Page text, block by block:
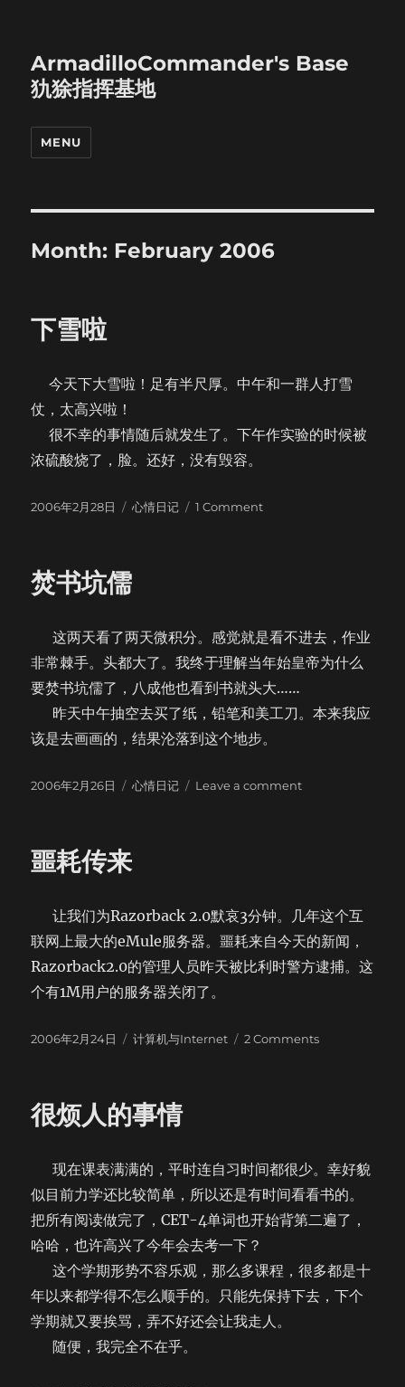
ArmadilloCommander's Base
犰狳指挥基地
MENU
Month: February 2006
下雪啦
今天下大雪啦！足有半尺厚。中午和一群人打雪
仗，太高兴啦！
很不幸的事情随后就发生了。下午作实验的时候被
浓硫酸烧了，脸。还好，没有毁容。
Posted
2006年2月28日 Categories
心情日记 1 Commenton
焚书坑儒
这两天看了两天微积分。感觉就是看不进去，作业
非常棘手。头都大了。我终于理解当年始皇帝为什么
要焚书坑儒了，八成他也看到书就头大……
昨天中午抽空去买了纸，铅笔和美工刀。本来我应
该是去画画的，结果沦落到这个地步。
Posted
2006年2月26日 Categories
心情日记 Leave a commenton
噩耗传来
让我们为Razorback 2.0默哀3分钟。几年这个互
联网上最大的eMule服务器。噩耗来自今天的新闻，
Razorback2.0的管理人员昨天被比利时警方逮捕。这
个有1M用户的服务器关闭了。
Posted
2006年2月24日 Categories
计算机与Internet 2 Commentson
很烦人的事情
现在课表满满的，平时连自习时间都很少。幸好貌
似目前力学还比较简单，所以还是有时间看看书的。
把所有阅读做完了，CET-4单词也开始背第二遍了，
哈哈，也许高兴了今年会去考一下？
这个学期形势不容乐观，那么多课程，很多都是十
年以来都学得不怎么顺手的。只能先保持下去，下个
学期就又要挨骂，弄不好还会让我走人。
随便，我完全不在乎。